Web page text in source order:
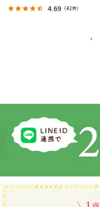
4.69 （42件）